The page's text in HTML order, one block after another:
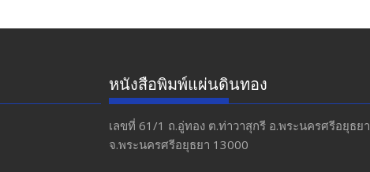
หนังสือพิมพ์แผ่นดินทอง
เลขที่ 61/1 ถ.อู่ทอง​ ต.​ท่าวาสุกรี​ อ.พระนครศรีอยุธยา​
จ.พระนครศรีอยุธยา 13000